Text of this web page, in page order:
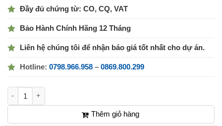
Đầy đủ chứng từ: CO, CQ, VAT
Bảo Hành Chính Hãng 12 Tháng
Liên hệ chúng tôi để nhận báo giá tốt nhất cho dự án.
Hotline: 0798.966.958 – 0869.800.299
Thêm giỏ hàng